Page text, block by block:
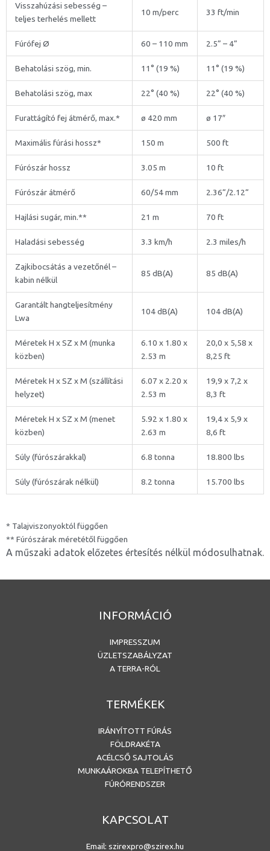
Visszahúzási sebesség –
teljes terhelés mellett
10 m/perc 33 ft/min
Fúrófej Ø 60 – 110 mm 2.5” – 4”
Behatolási szög, min. 11° (19 %) 11° (19 %)
Behatolási szög, max 22° (40 %) 22° (40 %)
Furattágító fej átmérő, max.* ø 420 mm ø 17″
Maximális fúrási hossz* 150 m 500 ft
Fúrószár hossz 3.05 m 10 ft
Fúrószár átmérő 60/54 mm 2.36“/2.12“
Hajlási sugár, min.** 21 m 70 ft
Haladási sebesség 3.3 km/h 2.3 miles/h
Zajkibocsátás a vezetőnél –
kabin nélkül
85 dB(A) 85 dB(A)
Garantált hangteljesítmény
Lwa
104 dB(A) 104 dB(A)
Méretek H x SZ x M (munka
közben)
6.10 x 1.80 x
2.53 m
20,0 x 5,58 x
8,25 ft
Méretek H x SZ x M (szállítási
helyzet)
6.07 x 2.20 x
2.53 m
19,9 x 7,2 x
8,3 ft
Méretek H x SZ x M (menet
közben)
5.92 x 1.80 x
2.63 m
19,4 x 5,9 x
8,6 ft
Súly (fúrószárakkal) 6.8 tonna 18.800 lbs
Súly (fúrószárak nélkül) 8.2 tonna 15.700 lbs
* Talajviszonyoktól függően
** Fúrószárak méretétől függően
A műszaki adatok előzetes értesítés nélkül módosulhatnak.
INFORMÁCIÓ
IMPRESSZUM
ÜZLETSZABÁLYZAT
A TERRA-RÓL
TERMÉKEK
IRÁNYÍTOTT FÚRÁS
FÖLDRAKÉTA
ACÉLCSŐ SAJTOLÁS
MUNKAÁROKBA TELEPÍTHETŐ
FÚRÓRENDSZER
KAPCSOLAT
Email: szirexpro@szirex.hu